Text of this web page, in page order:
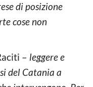
di posizione
cose non
– leggere e
del Catania a